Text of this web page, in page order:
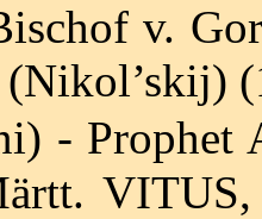
v.
-